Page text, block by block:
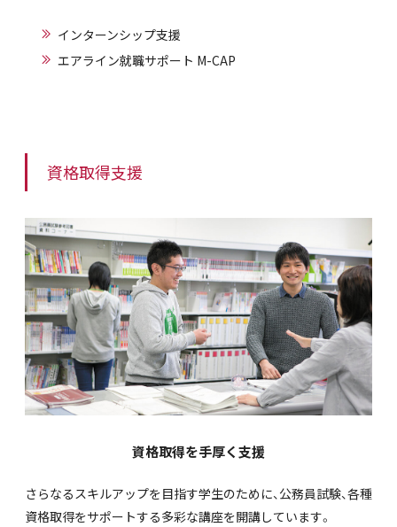
インターンシップ支援
エアライン就職サポート M-CAP
資格取得支援
資格取得を手厚く支援
さらなるスキルアップを目指す学生のために、公務員試験、各種
資格取得をサポートする多彩な講座を開講しています。